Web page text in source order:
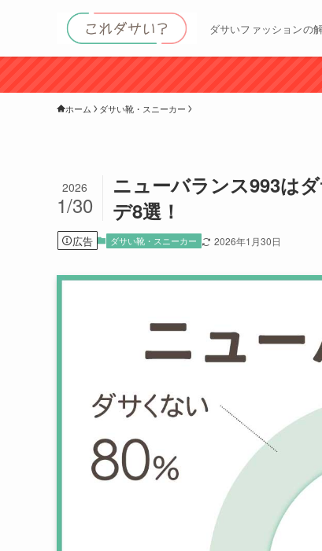
ダサいファッションの
ホーム ダサい靴・スニーカー
ニューバランス993は
デ8選！
2026
1/30
広告 ダサい靴・スニーカー 2026年1月30日